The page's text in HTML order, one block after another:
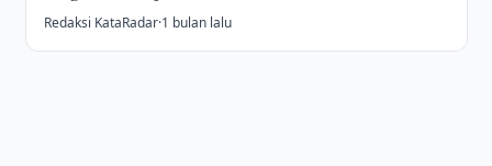
Redaksi KataRadar·1 bulan lalu